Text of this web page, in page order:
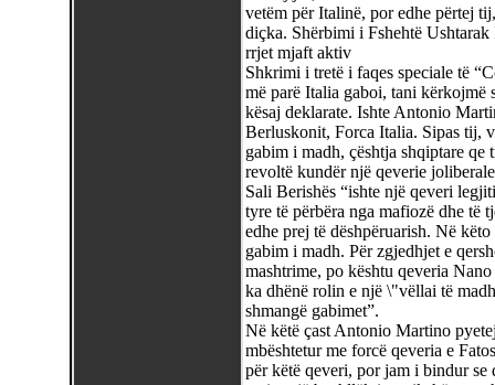
vetëm për Italinë, por edhe përtej
diçka. Shërbimi i Fshehtë
rrjet mjaft aktiv
Shkrimi i tretë i faqes speciale të
më parë Italia gaboi, tani
kësaj deklarate. Ishte Antonio
Berluskonit, Forca Italia. Sipas tij,
gabim i madh, çështja shqiptare
revoltë kundër një qeverie
Sali Berishës “ishte një qeveri
tyre të përbëra nga mafiozë dhe të
edhe prej të dëshpëruarish. Në
gabim i madh. Për zgjedhjet e
mashtrime, po kështu qeveria
ka dhënë rolin e një \"vëllai të
shmangë gabimet”.
Në këtë çast Antonio Martino
mbështetur me forcë qeveria e
për këtë qeveri, por jam i bindur se